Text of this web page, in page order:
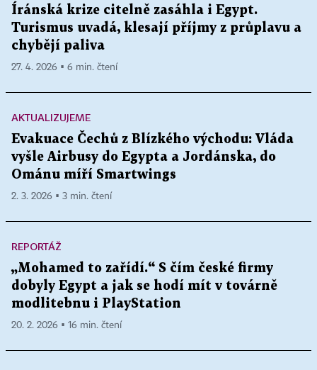
Íránská krize citelně zasáhla i Egypt.
Turismus uvadá, klesají příjmy z průplavu a
chybějí paliva
27. 4. 2026 ▪ 6 min. čtení
AKTUALIZUJEME
Evakuace Čechů z Blízkého východu: Vláda
vyšle Airbusy do Egypta a Jordánska, do
Ománu míří Smartwings
2. 3. 2026 ▪ 3 min. čtení
REPORTÁŽ
„Mohamed to zařídí.“ S čím české firmy
dobyly Egypt a jak se hodí mít v továrně
modlitebnu i PlayStation
20. 2. 2026 ▪ 16 min. čtení